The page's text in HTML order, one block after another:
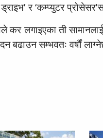
ड्राइभ’ र ‘कम्प्युटर
कर लगाइएका ती
बढाउन सम्भवतः वर्षौं